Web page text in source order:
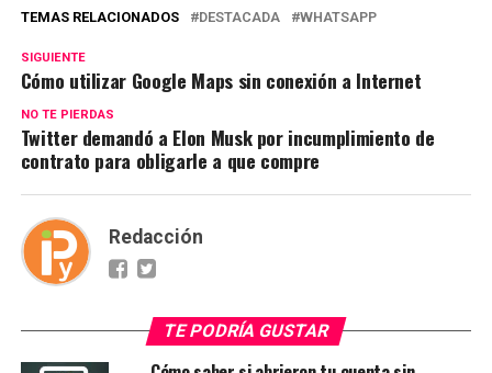
TEMAS RELACIONADOS DESTACADA WHATSAPP
SIGUIENTE
Cómo utilizar Google Maps sin conexión a Internet
NO TE PIERDAS
Twitter demandó a Elon Musk por incumplimiento de
contrato para obligarle a que compre
Redacción
TE PODRÍA GUSTAR